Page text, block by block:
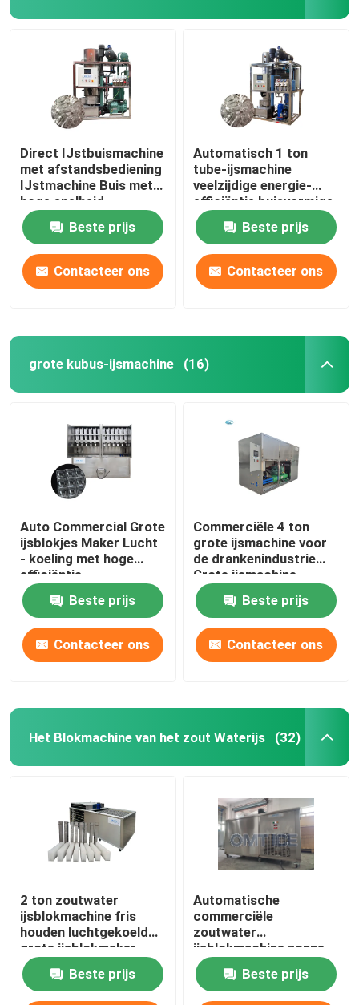
Direct IJstbuismachine
met afstandsbediening
IJstmachine Buis met
hoge snelheid
Beste prijs
Contacteer ons
Automatisch 1 ton
tube-ijsmachine
veelzijdige energie-
efficiëntie buisvormige
ijsmachine
Beste prijs
Contacteer ons
grote kubus-ijsmachine (16)
Auto Commercial Grote
ijsblokjes Maker Lucht
- koeling met hoge
efficiëntie
Beste prijs
Contacteer ons
Commerciële 4 ton
grote ijsmachine voor
de drankenindustrie
Grote ijsmachine
Beste prijs
Contacteer ons
Het Blokmachine van het zout Waterijs (32)
2 ton zoutwater
ijsblokmachine fris
houden luchtgekoeld
grote ijsblokmaker
Beste prijs
Automatische
commerciële
zoutwater
ijsblokmachine zonne-
energie ijsblokmachine
Beste prijs